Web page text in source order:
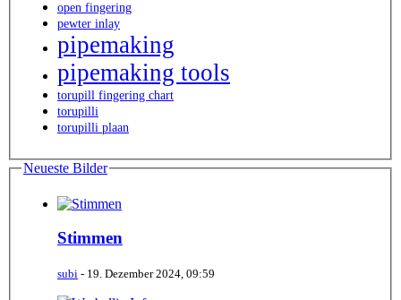
open fingering
pewter inlay
pipemaking
pipemaking tools
torupill fingering chart
torupilli
torupilli plaan
Neueste Bilder
Stimmen
subi - 19. Dezember 2024, 09:59